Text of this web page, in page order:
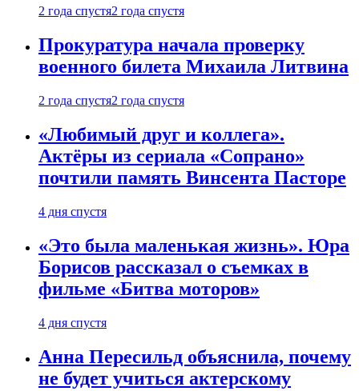
2 года спустя2 года спустя
Прокуратура начала проверку
военного билета Михаила Литвина
2 года спустя2 года спустя
«Любимый друг и коллега».
Актёры из сериала «Сопрано»
почтили память Винсента Пасторе
4 дня спустя
«Это была маленькая жизнь». Юра
Борисов рассказал о съемках в
фильме «Битва моторов»
4 дня спустя
Анна Пересильд объяснила, почему
не будет учиться актерскому